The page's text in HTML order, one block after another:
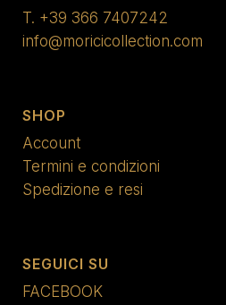
T. +39 366 7407242
info@moricicollection.com
SHOP
Account
Termini e condizioni
Spedizione e resi
SEGUICI SU
FACEBOOK